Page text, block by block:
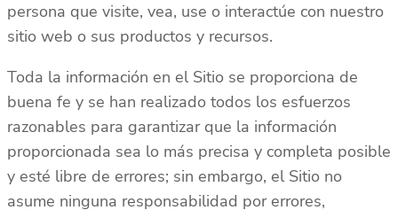
persona que visite, vea, use o interactúe con nuestro
sitio web o sus productos y recursos.
Toda la información en el Sitio se proporciona de
buena fe y se han realizado todos los esfuerzos
razonables para garantizar que la información
proporcionada sea lo más precisa y completa posible
y esté libre de errores; sin embargo, el Sitio no
asume ninguna responsabilidad por errores,